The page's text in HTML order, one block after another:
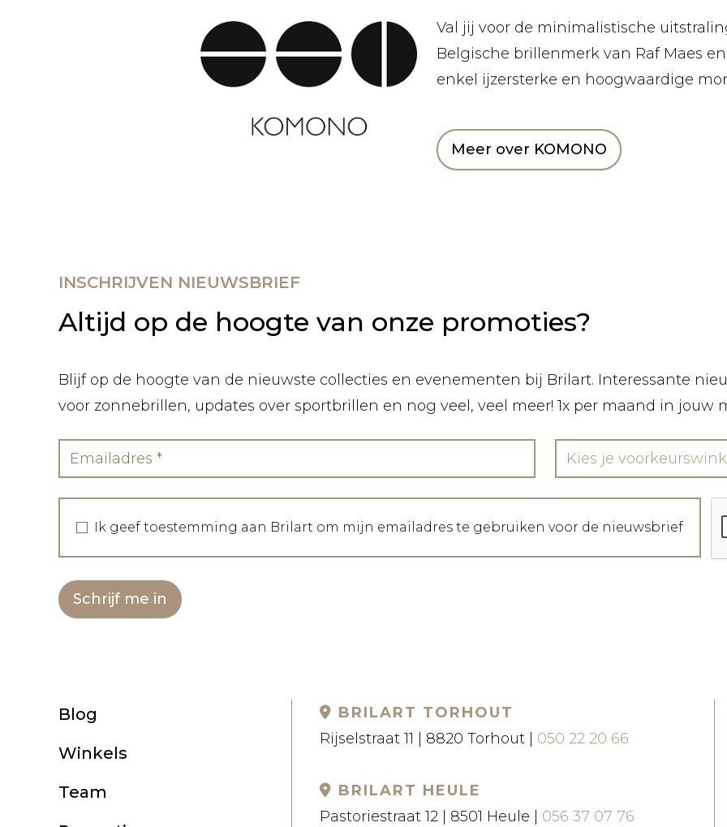
Val jij voor de minimalistische
Belgische brillenmerk van Raf Maes
enkel ijzersterke en hoogwaardige
Meer over KOMONO
INSCHRIJVEN NIEUWSBRIEF
Altijd op de hoogte van onze promoties?
Blijf op de hoogte van de nieuwste collecties en evenementen bij Brilart. Interessante
voor zonnebrillen, updates over sportbrillen en nog veel, veel meer! 1x per maand in jouw
Kies je
Ik geef toestemming aan Brilart om mijn emailadres te gebruiken voor de nieuwsbrief
Schrijf me in
Blog
Winkels
Team
BRILART TORHOUT
Rijselstraat 11 | 8820 Torhout | 050 22 20 66
BRILART HEULE
Pastoriestraat 12 | 8501 Heule | 056 37 07 76